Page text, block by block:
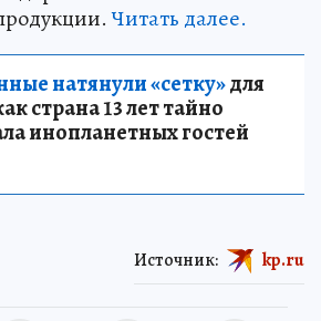
Читать далее.
натянули «сетку»для
страна 13 лет тайно
инопланетных гостей
Источник: kp.ru